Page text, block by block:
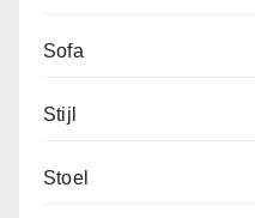
Sofa
Stijl
Stoel